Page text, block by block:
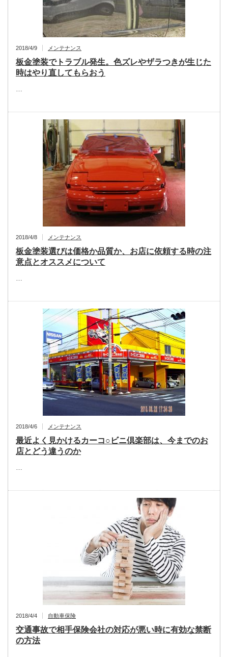
2018/4/9 メンテナンス
板金塗装でトラブル発生。色ズレやザラつきが生じた
時はやり直してもらおう
…
2018/4/8 メンテナンス
板金塗装選びは価格か品質か、お店に依頼する時の注
意点とオススメについて
…
2018/4/6 メンテナンス
最近よく見かけるカーコ○ビニ倶楽部は、今までのお
店とどう違うのか
…
2018/4/4 自動車保険
交通事故で相手保険会社の対応が悪い時に有効な禁断
の方法